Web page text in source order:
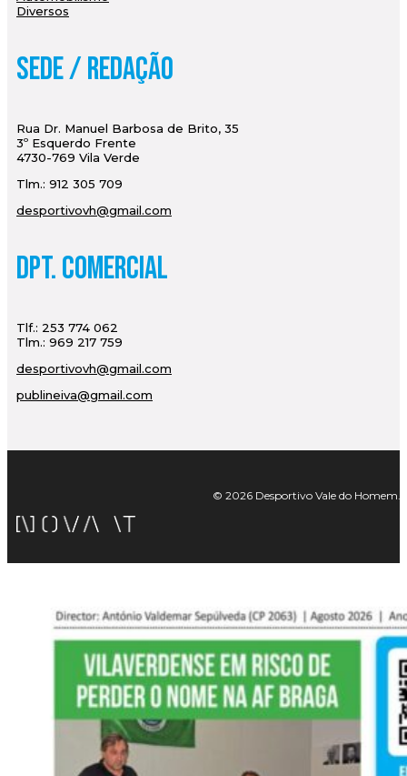
Diversos
Sede / Redação
Rua Dr. Manuel Barbosa de Brito, 35
3º Esquerdo Frente
4730-769 Vila Verde
Tlm.: 912 305 709
desportivovh@gmail.com
Dpt. Comercial
Tlf.: 253 774 062
Tlm.: 969 217 759
desportivovh@gmail.com
publineiva@gmail.com
© 2026 Desportivo Vale do Homem.